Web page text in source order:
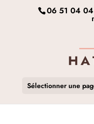
06 51 04
Sélectionner une